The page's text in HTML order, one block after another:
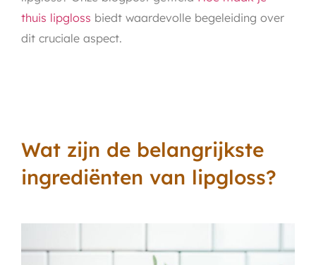
thuis lipgloss biedt waardevolle begeleiding over
dit cruciale aspect.
Wat zijn de belangrijkste
ingrediënten van lipgloss?